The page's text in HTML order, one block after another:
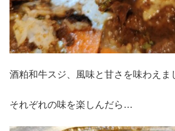
酒粕和牛スジ、風味と甘さを味わえま
それぞれの味を楽しんだら…